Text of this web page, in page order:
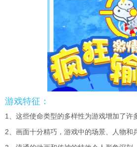
游戏特征：
1、这些使命类型的多样性为游戏增加了许
2、画面十分精巧，游戏中的场景、人物和